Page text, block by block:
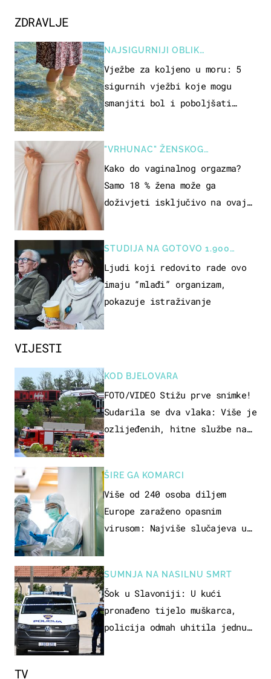
VIJESTI
KOD BJELOVARA
FOTO/VIDEO Stižu prve snimke!
Sudarila se dva vlaka: Više je
ozlijeđenih, hitne službe na
ŠIRE GA KOMARCI
Više od 240 osoba diljem
Europe zaraženo opasnim
virusom: Najviše slučajeva u
SUMNJA NA NASILNU SMRT
Šok u Slavoniji: U kući
pronađeno tijelo muškarca,
policija odmah uhitila jednu
ZDRAVLJE
NAJSIGURNIJI OBLIK
REKREACIJE
Vježbe za koljeno u moru: 5
sigurnih vježbi koje mogu
smanjiti bol i poboljšati
"VRHUNAC" ŽENSKOG
SEKSUALNOG ISKUSTVA
Kako do vaginalnog orgazma?
Samo 18 % žena može ga
doživjeti isključivo na ovaj
STUDIJA NA GOTOVO 1.900
OSOBA
Ljudi koji redovito rade ovo
imaju “mlađi” organizam,
pokazuje istraživanje
TV